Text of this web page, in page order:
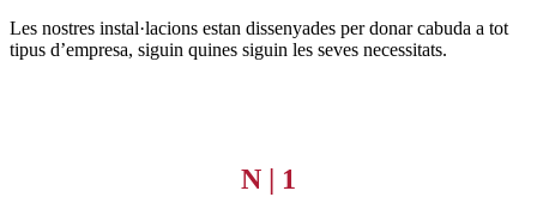
Les nostres instal·lacions estan dissenyades per donar cabuda a tot
tipus d’empresa, siguin quines siguin les seves necessitats.
N | 1